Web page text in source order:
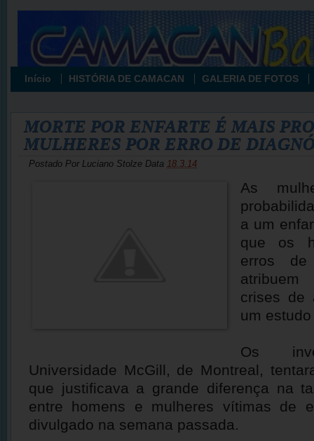
Início HISTÓRIA DE CAMACAN GALERIA DE FOTOS
MORTE POR ENFARTE É MAIS
MULHERES POR ERRO DE
Postado Por Luciano Stolze Data 18.3.14
As
a um
que os
erros de
crises de
um
Os
Universidade McGill, de Montreal,
que justificava a grande diferença na
entre homens e mulheres vítimas de
divulgado na semana passada.